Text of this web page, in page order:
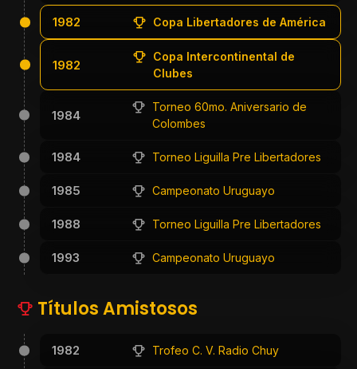
1982 Copa Libertadores de América
1982
Copa Intercontinental de
Clubes
1984
Torneo 60mo. Aniversario de
Colombes
1984 Torneo Liguilla Pre Libertadores
1985 Campeonato Uruguayo
1988 Torneo Liguilla Pre Libertadores
1993 Campeonato Uruguayo
Títulos Amistosos
1982 Trofeo C. V. Radio Chuy